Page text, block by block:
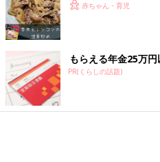
赤ちゃん・育児
もらえる年金25万
PR(くらしの話題)